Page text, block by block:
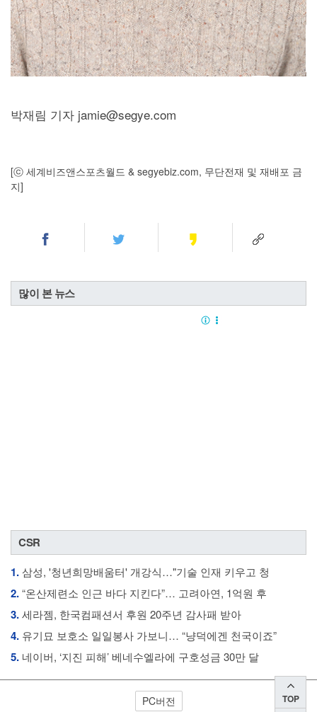
박재림 기자 jamie@segye.com
[ⓒ 세계비즈앤스포츠월드 & segyebiz.com, 무단전재 및 재배포 금
지]
많이 본 뉴스
CSR
1.삼성, '청년희망배움터' 개강식…"기술 인재 키우고 청
2.“온산제련소 인근 바다 지킨다”… 고려아연, 1억원 후
3.세라젬, 한국컴패션서 후원 20주년 감사패 받아
4. 유기묘 보호소 일일봉사 가보니… “냥덕에겐 천국이죠”
5. 네이버, ‘지진 피해’ 베네수엘라에 구호성금 30만 달
PC버전 TOP